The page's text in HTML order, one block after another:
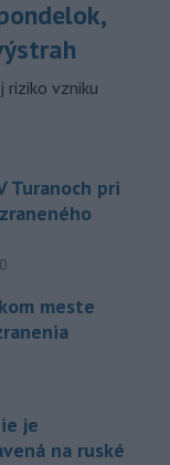
riziko vzniku
Turanoch pri
meste
je
na ruské